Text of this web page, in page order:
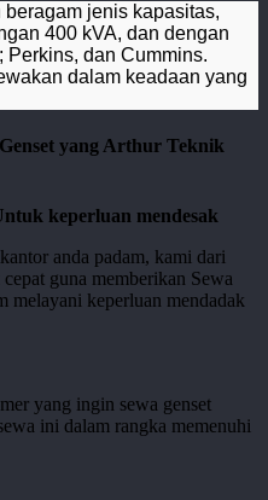
jenis kapasitas,
400 kVA, dan dengan
Perkins, dan Cummins.
dalam keadaan yang
yang Arthur Teknik
keperluan mendesak
anda padam, kami dari
guna memberikan Sewa
melayani keperluan mendadak
yang ingin sewa genset
ini dalam rangka memenuhi